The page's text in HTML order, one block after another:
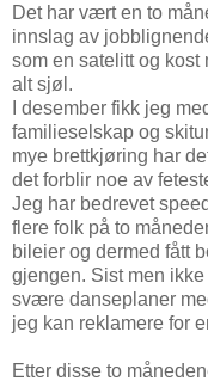
Det har vært en to
innslag av
som en satelitt og
alt sjøl.
I desember fikk jeg
familieselskap og
mye brettkjøring har
det forblir noe av
Jeg har bedrevet
flere folk på to
bileier og dermed fått
gjengen. Sist men
svære danseplaner
jeg kan reklamere for
Etter disse to